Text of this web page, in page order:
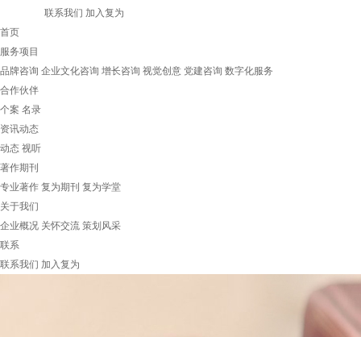
联系我们 加入复为
首页
服务项目
品牌咨询 企业文化咨询 增长咨询 视觉创意 党建咨询 数字化服务
合作伙伴
个案 名录
资讯动态
动态 视听
著作期刊
专业著作 复为期刊 复为学堂
关于我们
企业概况 关怀交流 策划风采
联系
联系我们 加入复为